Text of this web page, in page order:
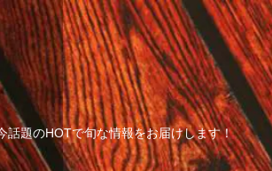
話題のHOTで旬な情報をお届けします！